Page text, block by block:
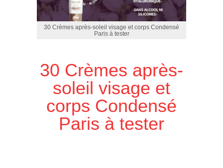
30 Crèmes après-soleil visage et corps Condensé
Paris à tester
30 Crèmes après-
soleil visage et
corps Condensé
Paris à tester